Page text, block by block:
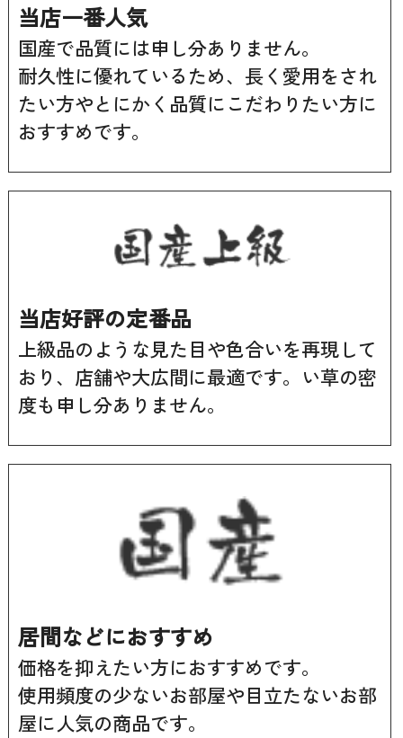
当店一番人気
国産で品質には申し分ありません。
耐久性に優れているため、長く愛用をされ
たい方やとにかく品質にこだわりたい方に
おすすめです。
当店好評の定番品
上級品のような見た目や色合いを再現して
おり、店舗や大広間に最適です。い草の密
度も申し分ありません。
居間などにおすすめ
価格を抑えたい方におすすめです。
使用頻度の少ないお部屋や目立たないお部
屋に人気の商品です。